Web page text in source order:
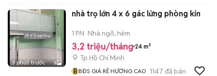
3 phút trước 3
nhà trọ lớn 4 x 6 gác lửng phòng kín
1 PN Nhà ngõ, hẻm
3,2 triệu/tháng 24 m²
Tp Hồ Chí Minh
BBĐS GIÁ RẺ HƯƠNG CAO 1147 đã bán